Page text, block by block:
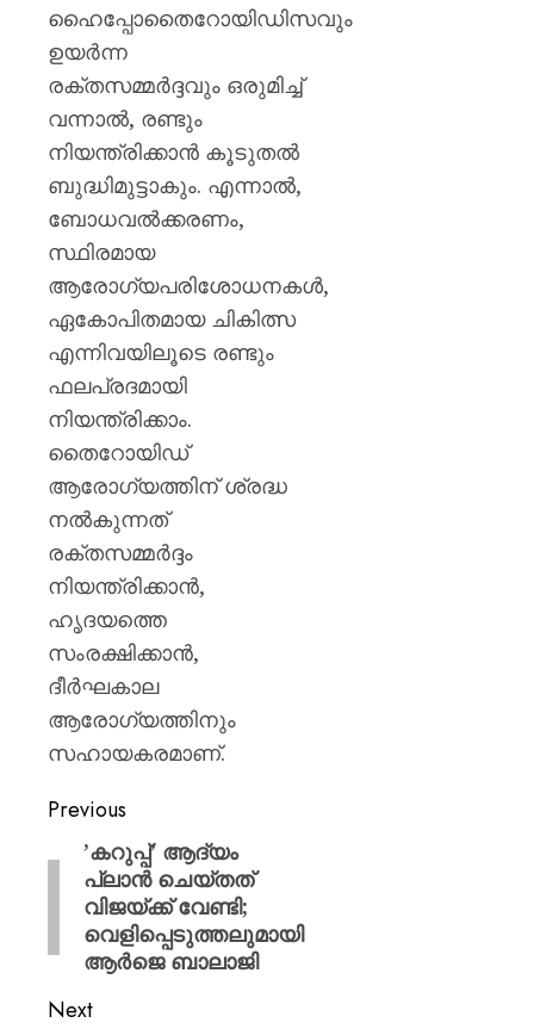
ഹൈപ്പോതൈറോയിഡിസവും
ഉയർന്ന
രക്തസമ്മർദ്ദവും ഒരുമിച്ച്
വന്നാൽ, രണ്ടും
നിയന്ത്രിക്കാൻ കൂടുതൽ
ബുദ്ധിമുട്ടാകും. എന്നാൽ,
ബോധവൽക്കരണം,
സ്ഥിരമായ
ആരോഗ്യപരിശോധനകൾ,
ഏകോപിതമായ ചികിത്സ
എന്നിവയിലൂടെ രണ്ടും
ഫലപ്രദമായി
നിയന്ത്രിക്കാം.
തൈറോയിഡ്
ആരോഗ്യത്തിന് ശ്രദ്ധ
നൽകുന്നത്
രക്തസമ്മർദ്ദം
നിയന്ത്രിക്കാൻ,
ഹൃദയത്തെ
സംരക്ഷിക്കാൻ,
ദീർഘകാല
ആരോഗ്യത്തിനും
സഹായകരമാണ്.
Previous
​’കറുപ്പ്’ ആദ്യം
പ്ലാൻ ചെയ്തത്
വിജയ്‌ക്ക് വേണ്ടി;
വെളിപ്പെടുത്തലുമായി
ആർജെ ബാലാജി
Next